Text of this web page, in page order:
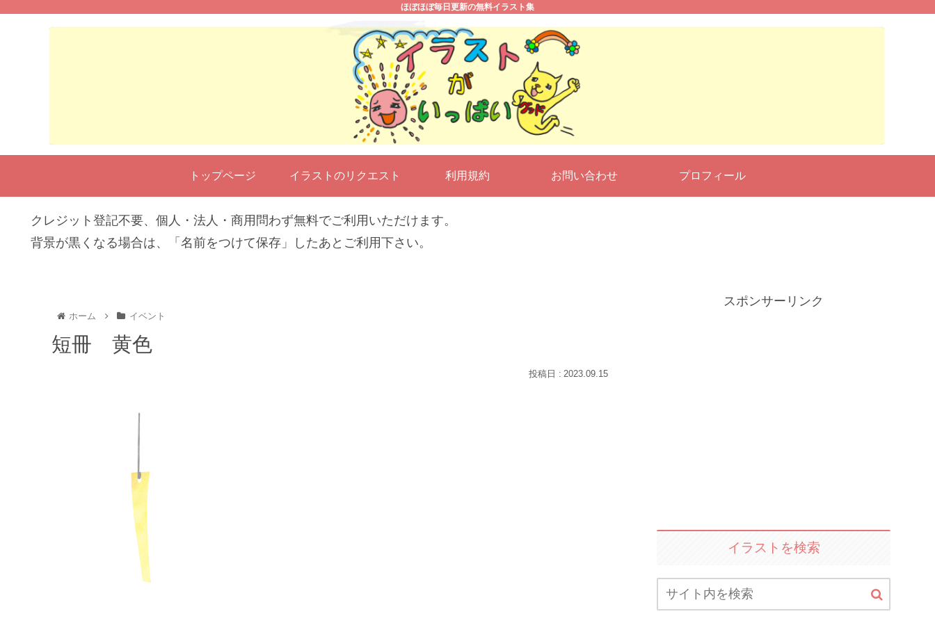
ほぼほぼ毎日更新の無料イラスト集
トップページ イラストのリクエスト 利用規約 お問い合わせ プロフィール
クレジット登記不要、個人・法人・商用問わず無料でご利用いただけます。
背景が黒くなる場合は、「名前をつけて保存」したあとご利用下さい。
ホーム イベント
短冊 黄色
2023.09.15
スポンサーリンク
イラストを検索